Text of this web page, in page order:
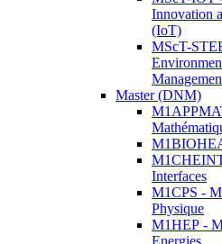
Innovation
(IoT)
MScT-
Master (DNM)
Interfaces
M1CPS -
Physique
M1HEP -
Energies